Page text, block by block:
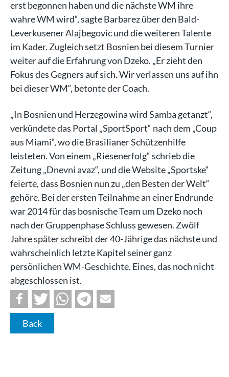
erst begonnen haben und die nächste WM ihre
wahre WM wird“, sagte Barbarez über den Bald-
Leverkusener Alajbegovic und die weiteren Talente
im Kader. Zugleich setzt Bosnien bei diesem Turnier
weiter auf die Erfahrung von Dzeko. „Er zieht den
Fokus des Gegners auf sich. Wir verlassen uns auf ihn
bei dieser WM“, betonte der Coach.
„In Bosnien und Herzegowina wird Samba getanzt“,
verkündete das Portal „SportSport“ nach dem „Coup
aus Miami“, wo die Brasilianer Schützenhilfe
leisteten. Von einem „Riesenerfolg“ schrieb die
Zeitung „Dnevni avaz“, und die Website „Sportske“
feierte, dass Bosnien nun zu „den Besten der Welt“
gehöre. Bei der ersten Teilnahme an einer Endrunde
war 2014 für das bosnische Team um Dzeko noch
nach der Gruppenphase Schluss gewesen. Zwölf
Jahre später schreibt der 40-Jährige das nächste und
wahrscheinlich letzte Kapitel seiner ganz
persönlichen WM-Geschichte. Eines, das noch nicht
abgeschlossen ist.
Back